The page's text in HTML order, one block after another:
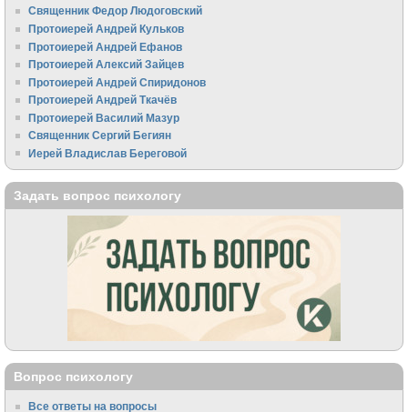
Священник Федор Людоговский
Протоиерей Андрей Кульков
Протоиерей Андрей Ефанов
Протоиерей Алексий Зайцев
Протоиерей Андрей Спиридонов
Протоиерей Андрей Ткачёв
Протоиерей Василий Мазур
Священник Сергий Бегиян
Иерей Владислав Береговой
Задать вопрос психологу
Вопрос психологу
Все ответы на вопросы